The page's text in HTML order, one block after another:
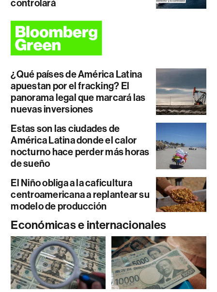
controlará
¿Qué países de América Latina
apuestan por el fracking? El
panorama legal que marcará las
nuevas inversiones
Estas son las ciudades de
América Latina donde el calor
nocturno hace perder más horas
de sueño
El Niño obliga a la caficultura
centroamericana a replantear su
modelo de producción
Económicas e internacionales